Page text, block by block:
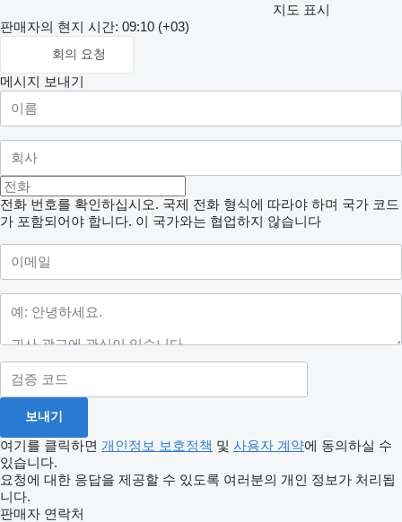
지도 표시
판매자의 현지 시간: 09:10 (+03)
회의 요청
메시지 보내기
전화 번호를 확인하십시오. 국제 전화 형식에 따라야 하며 국가 코드
가 포함되어야 합니다. 이 국가와는 협업하지 않습니다
여기를 클릭하면 개인정보 보호정책 및 사용자 계약에 동의하실 수
있습니다.
요청에 대한 응답을 제공할 수 있도록 여러분의 개인 정보가 처리됩
니다.
판매자 연락처